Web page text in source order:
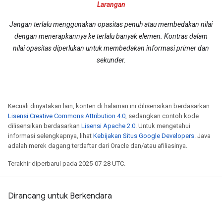
Larangan
Jangan terlalu menggunakan opasitas penuh atau membedakan nilai
dengan menerapkannya ke terlalu banyak elemen. Kontras dalam
nilai opasitas diperlukan untuk membedakan informasi primer dan
sekunder.
Kecuali dinyatakan lain, konten di halaman ini dilisensikan berdasarkan
Lisensi Creative Commons Attribution 4.0, sedangkan contoh kode
dilisensikan berdasarkan Lisensi Apache 2.0. Untuk mengetahui
informasi selengkapnya, lihat Kebijakan Situs Google Developers. Java
adalah merek dagang terdaftar dari Oracle dan/atau afiliasinya.
Terakhir diperbarui pada 2025-07-28 UTC.
Dirancang untuk Berkendara